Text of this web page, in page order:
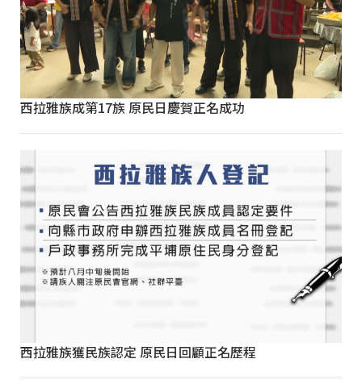
西拉雅族成第17族 原民日慶賀正名成功
西拉雅族獲民族認定 原民日回顧正名歷程